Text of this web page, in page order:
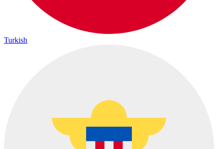
Turkish